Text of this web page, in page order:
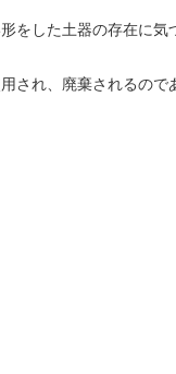
をした土器の存在に気
され、廃棄されるので